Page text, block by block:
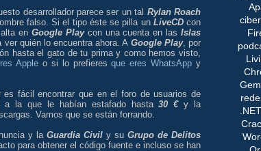
desarrollador parece ser un tal Rylan Roach
falso. Si el tipo éste se pilla un LiveCDcon
en Google Playcon una cuenta en las Islas
quién lo encuentra ahora. A Google Play, por
hasta el gato de tu prima y como hemos visto,
Apple o si lo prefieresque eres WhatsAppy
es fácil encontrar que en el foro de usuarios de
a la que le habían estafado hasta30 €y la
Vamos que se están forrando.
y la Guardia Civil y su Grupo de Delitos
para obtener el código fuente e incluso se han
.NET